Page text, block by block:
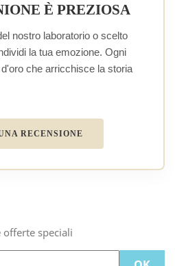
È PREZIOSA
nostro laboratorio o scelto
la tua emozione. Ogni
che arricchisce la storia
RECENSIONE
offerte speciali